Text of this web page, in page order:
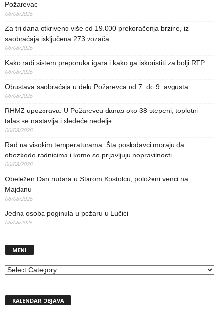
Požarevac
06/08/2026
Za tri dana otkriveno više od 19.000 prekoračenja brzine, iz
saobraćaja isključena 273 vozača
06/08/2026
Kako radi sistem preporuka igara i kako ga iskoristiti za bolji RTP
06/08/2026
Obustava saobraćaja u delu Požarevca od 7. do 9. avgusta
06/08/2026
RHMZ upozorava: U Požarevcu danas oko 38 stepeni, toplotni
talas se nastavlja i sledeće nedelje
06/08/2026
Rad na visokim temperaturama: Šta poslodavci moraju da
obezbede radnicima i kome se prijavljuju nepravilnosti
06/08/2026
Obeležen Dan rudara u Starom Kostolcu, položeni venci na
Majdanu
06/08/2026
Jedna osoba poginula u požaru u Lučici
06/08/2026
MENI
MENI
KALENDAR OBJAVA